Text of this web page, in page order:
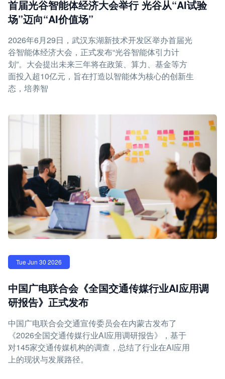
首届光谷智能体经济大会举行 光谷从“AI试验
场”迈向“AI价值场”
2026年6月29日，武汉东湖新技术开发区举办首届光
谷智能体经济大会，正式发布“光谷智能体引力计
划”。大会提出未来三年将在政策、算力、基金等方
面投入超10亿元，旨在打造以智能体为核心的创新生
态，培养智
Tue Jun 30 2026
中国广电联合会《全国交通传媒行业AI应用调
研报告》正式发布
中国广电联合会交通宣传委员会在内蒙古发布了
《2026全国交通传媒行业AI应用调研报告》，基于
对145家交通传媒机构的调查，总结了行业在AI应用
上的现状与发展路径。